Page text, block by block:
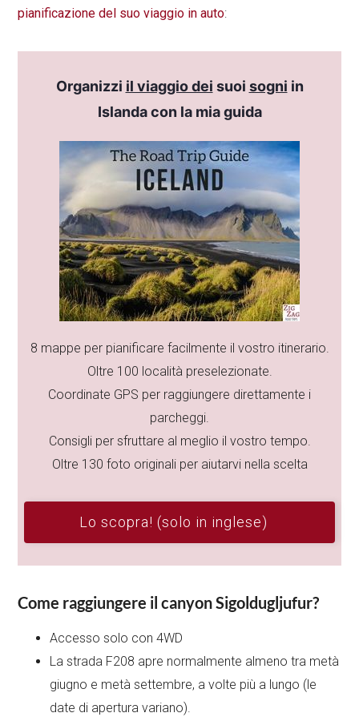
pianificazione del suo viaggio in auto:
Organizzi il viaggio dei suoi sogni in
Islanda con la mia guida
8 mappe per pianificare facilmente il vostro itinerario.
Oltre 100 località preselezionate.
Coordinate GPS per raggiungere direttamente i
parcheggi.
Consigli per sfruttare al meglio il vostro tempo.
Oltre 130 foto originali per aiutarvi nella scelta
Lo scopra! (solo in inglese)
Come raggiungere il canyon Sigoldugljufur?
Accesso solo con 4WD
La strada F208 apre normalmente almeno tra metà
giugno e metà settembre, a volte più a lungo (le
date di apertura variano).